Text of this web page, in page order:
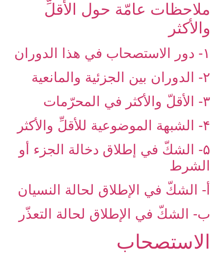
ملاحظات عامّة حول الأقلِّ
والأكثر
۱- دور الاستصحاب في هذا الدوران
۲- الدوران بين الجزئية والمانعية
۳- الأقلّ والأكثر في المحرّمات
۴- الشبهة الموضوعية للأقلِّ والأكثر
۵- الشكّ في إطلاق دخالة الجزء أو
الشرط
أ- الشكّ في الإطلاق لحالة النسيان
ب- الشكّ في الإطلاق لحالة التعذّر
الاستصحاب‏